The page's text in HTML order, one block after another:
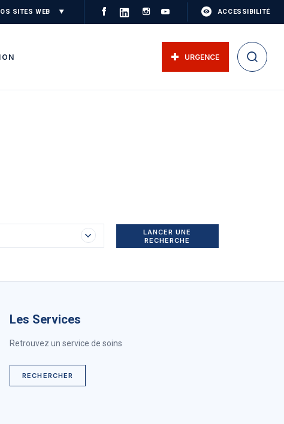
SITES WEB ACCESSIBILITÉ
URGENCE
LANCER UNE
RECHERCHE
Les Services
Retrouvez un service de soins
RECHERCHER